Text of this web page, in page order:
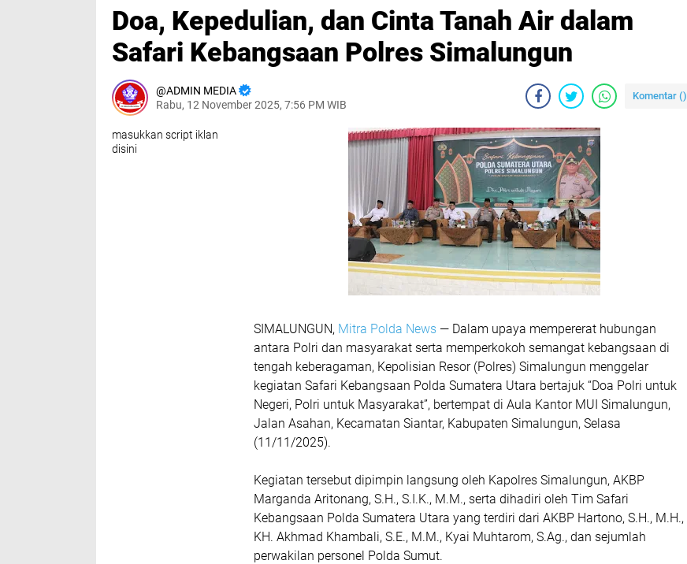
Doa, Kepedulian, dan Cinta Tanah Air dalam
Safari Kebangsaan Polres Simalungun
ADMIN MEDIA
Rabu, 12 November 2025, 7:56 PM WIB
Komentar ()
masukkan script iklan
disini
SIMALUNGUN, Mitra Polda News — Dalam upaya mempererat hubungan
antara Polri dan masyarakat serta memperkokoh semangat kebangsaan di
tengah keberagaman, Kepolisian Resor (Polres) Simalungun menggelar
kegiatan Safari Kebangsaan Polda Sumatera Utara bertajuk “Doa Polri untuk
Negeri, Polri untuk Masyarakat”, bertempat di Aula Kantor MUI Simalungun,
Jalan Asahan, Kecamatan Siantar, Kabupaten Simalungun, Selasa
(11/11/2025).
Kegiatan tersebut dipimpin langsung oleh Kapolres Simalungun, AKBP
Marganda Aritonang, S.H., S.I.K., M.M., serta dihadiri oleh Tim Safari
Kebangsaan Polda Sumatera Utara yang terdiri dari AKBP Hartono, S.H., M.H.,
KH. Akhmad Khambali, S.E., M.M., Kyai Muhtarom, S.Ag., dan sejumlah
perwakilan personel Polda Sumut.